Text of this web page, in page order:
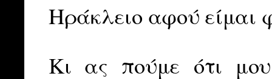
Ηράκλειο αφού είμαι
Κι ας πούμε ότι